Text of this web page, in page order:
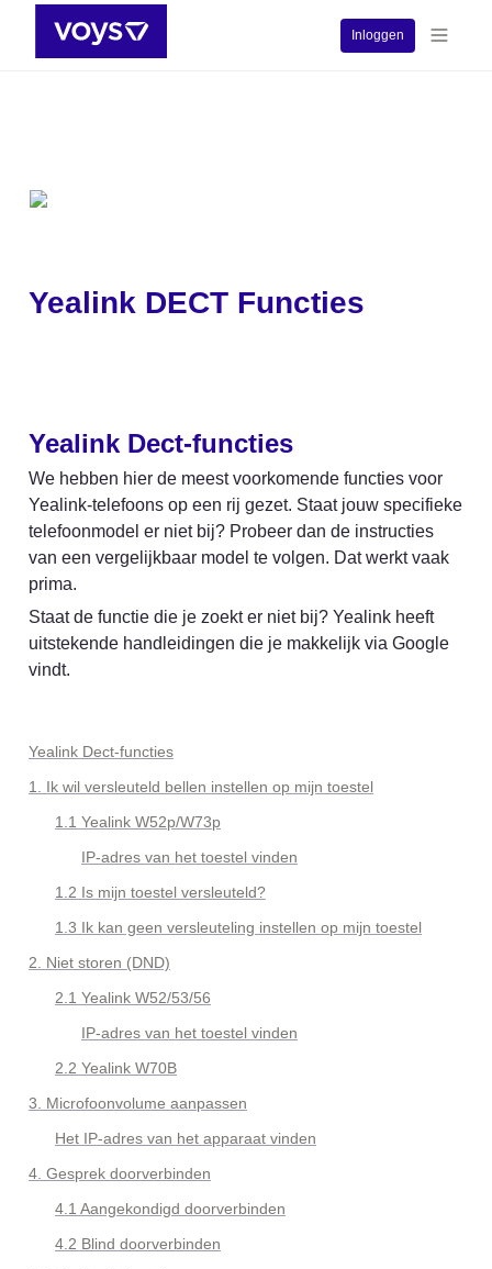
Inloggen
Yealink DECT Functies
Yealink Dect-functies
We hebben hier de meest voorkomende functies voor
Yealink-telefoons op een rij gezet. Staat jouw specifieke
telefoonmodel er niet bij? Probeer dan de instructies
van een vergelijkbaar model te volgen. Dat werkt vaak
prima.
Staat de functie die je zoekt er niet bij? Yealink heeft
uitstekende handleidingen die je makkelijk via Google
vindt.
Yealink Dect-functies
1. Ik wil versleuteld bellen instellen op mijn toestel
1.1 Yealink W52p/W73p
IP-adres van het toestel vinden
1.2 Is mijn toestel versleuteld?
1.3 Ik kan geen versleuteling instellen op mijn toestel
2. Niet storen (DND)
2.1 Yealink W52/53/56
IP-adres van het toestel vinden
2.2 Yealink W70B
3. Microfoonvolume aanpassen
Het IP-adres van het apparaat vinden
4. Gesprek doorverbinden
4.1 Aangekondigd doorverbinden
4.2 Blind doorverbinden